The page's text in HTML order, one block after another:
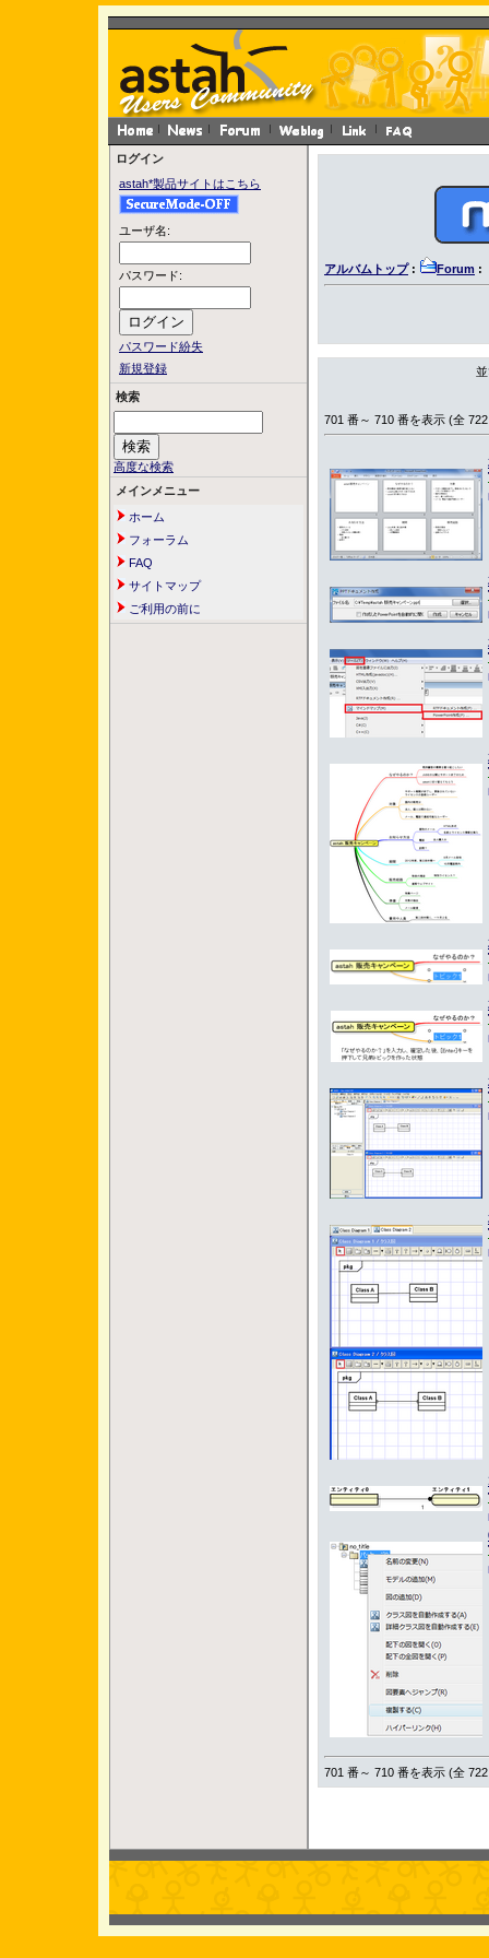
ログイン
astah*製品サイトはこちら
ユーザ名:
パスワード:
パスワード紛失
新規登録
検索
高度な検索
メインメニュー
ホーム
フォーラム
FAQ
サイトマップ
ご利用の前に
アルバムトップ: Forum :
701 番～ 710 番を表示 (全
701 番～ 710 番を表示 (全